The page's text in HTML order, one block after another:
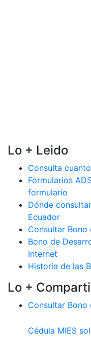
Lo + Leido
Consulta
Formularios
formulario
Dónde
Ecuador
Consultar Bono
Bono de
Internet
Historia de las
Lo +
Consultar Bono
Cédula MIES